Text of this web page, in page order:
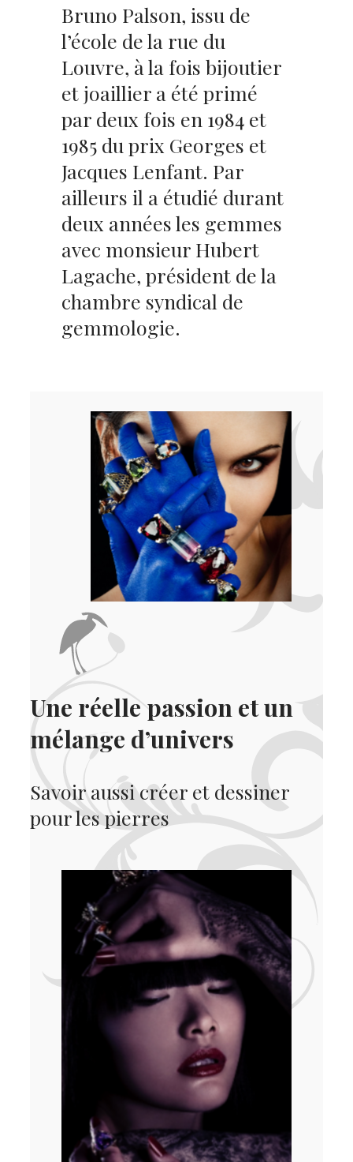
Bruno Palson, issu de
l’école de la rue du
Louvre, à la fois bijoutier
et joaillier a été primé
par deux fois en 1984 et
1985 du prix Georges et
Jacques Lenfant. Par
ailleurs il a étudié durant
deux années les gemmes
avec monsieur Hubert
Lagache, président de la
chambre syndical de
gemmologie.
Une réelle passion et un
mélange d’univers
Savoir aussi créer et dessiner
pour les pierres